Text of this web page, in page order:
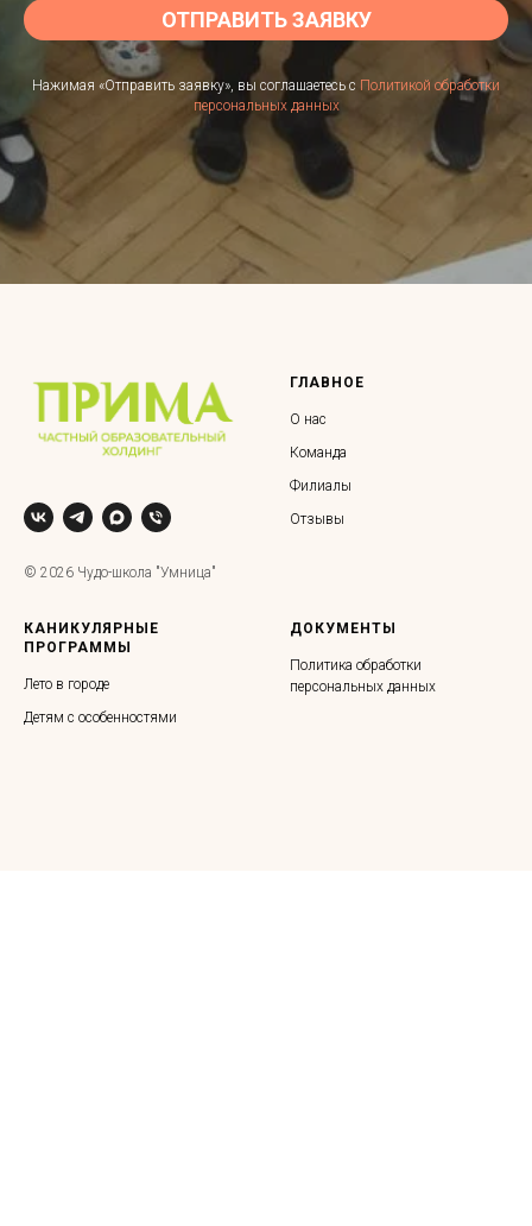
ОТПРАВИТЬ ЗАЯВКУ
Нажимая «Отправить заявку», вы соглашаетесь с Политикой обработки
персональных данных
© 2026 Чудо-школа "Умница"
ГЛАВНОЕ
О нас
Команда
Филиалы
Отзывы
КАНИКУЛЯРНЫЕ
ПРОГРАММЫ
Лето в городе
Детям с особенностями
ДОКУМЕНТЫ
Политика обработки
персональных данных